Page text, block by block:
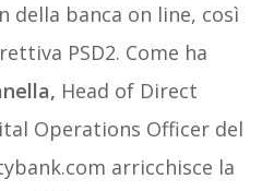
della banca on line, così
PSD2. Come ha
Head of Direct
Operations Officer del
arricchisce la